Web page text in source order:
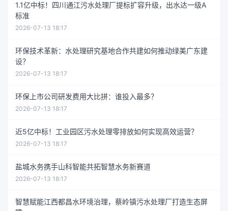
1.1亿中标！四川通江污水处理厂提标扩容升级，出水达一级A
标准
2026-07-13 18:17
环保技术革新：水处理研究基地合作共建如何推动绿美广东建
设？
2026-07-13 18:17
环保上市公司研发费用大比拼：谁投入最多？
2026-07-13 18:17
近5亿中标！工业园区污水处理零排放如何实现高效运营？
2026-07-13 18:17
盐城水务携手山科智能共拓智慧水务新赛道
2026-07-13 18:17
智慧赋能江西都昌水环境治理，蔡岭镇污水处理厂打造生态屏